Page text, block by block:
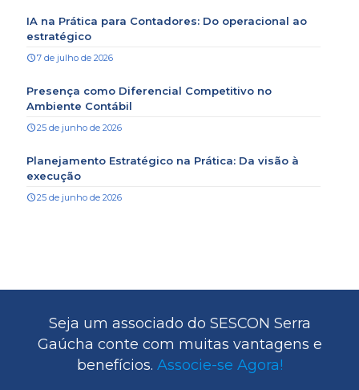
IA na Prática para Contadores: Do operacional ao
estratégico
7 de julho de 2026
Presença como Diferencial Competitivo no
Ambiente Contábil
25 de junho de 2026
Planejamento Estratégico na Prática: Da visão à
execução
25 de junho de 2026
Seja um associado do SESCON Serra
Gaúcha conte com muitas vantagens e
benefícios. Associe-se Agora!